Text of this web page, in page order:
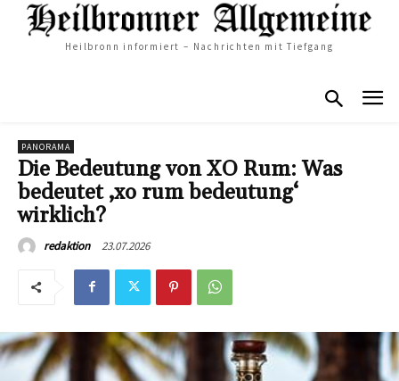
Heilbronn informiert – Nachrichten mit Tiefgang
PANORAMA
Die Bedeutung von XO Rum: Was
bedeutet ‚xo rum bedeutung‘
wirklich?
redaktion 23.07.2026